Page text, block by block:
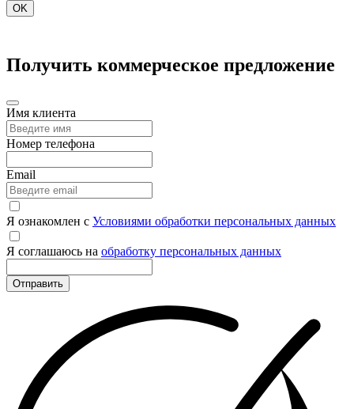
OK
Получить коммерческое предложение
Имя клиента
Номер телефона
Email
Я ознакомлен с Условиями обработки персональных данных
Я соглашаюсь на обработку персональных данных
Отправить